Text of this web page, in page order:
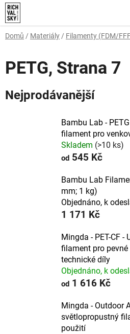
Přejít
na
obsah
Domů / Materiály / Filamenty (FDM/
PETG, Strana 7
Nejprodávanější
Bambu Lab -
filament pro
Skladem (>10 ks)
od 545 Kč
Bambu Lab
mm; 1 kg)
Objednáno, k
1 171 Kč
Mingda - PET-CF
filament pro
technické díly
Objednáno, k
od 1 616 Kč
Mingda - Outdoor
světlopropustný
použití